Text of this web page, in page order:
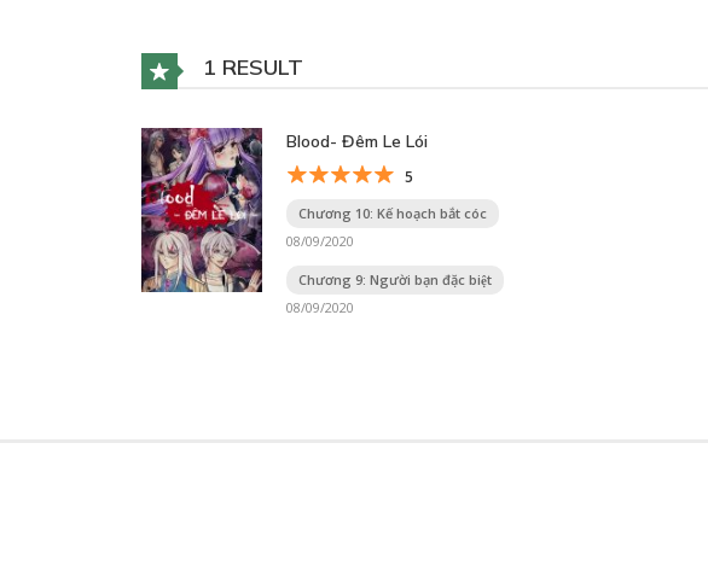
1 RESULT
Blood- Đêm Le Lói
5
Chương 10: Kế hoạch bắt cóc
08/09/2020
Chương 9: Người bạn đặc biệt
08/09/2020